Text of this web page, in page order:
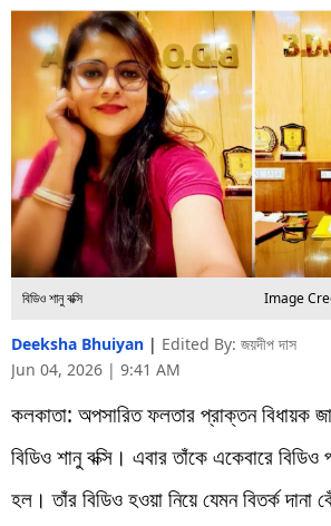
বিডিও শানু বক্সি Image
Deeksha Bhuiyan | Edited By: জয়দীপ দাস
Jun 04, 2026 | 9:41 AM
কলকাতা: অপসারিত ফলতার প্রাক্তন বিধায়ক
বিডিও শানু বক্সি। এবার তাঁকে একেবারে
হল। তাঁর বিডিও হওয়া নিয়ে যেমন বিতর্ক দানা